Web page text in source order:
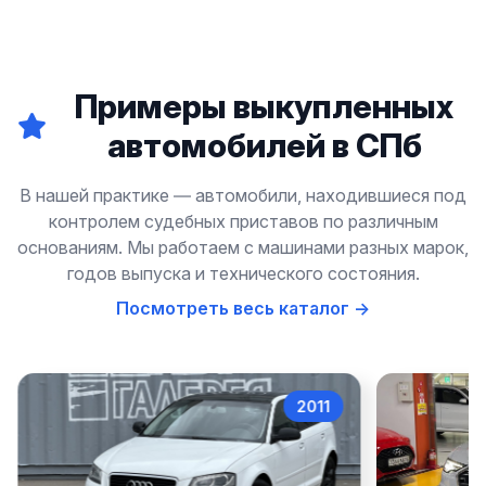
Примеры выкупленных
автомобилей в СПб
В нашей практике — автомобили, находившиеся под
контролем судебных приставов по различным
основаниям. Мы работаем с машинами разных марок,
годов выпуска и технического состояния.
Посмотреть весь каталог →
Audi A3
2011